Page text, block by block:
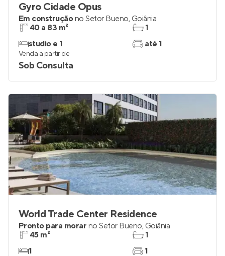
Gyro Cidade Opus
Em construçãono Setor Bueno, Goiânia
40 a 83 m²
studio e 1
1
até 1
Venda a partir de
Sob Consulta
World Trade Center Residence
Pronto para morar no Setor Bueno, Goiânia
45 m²
1
1
1